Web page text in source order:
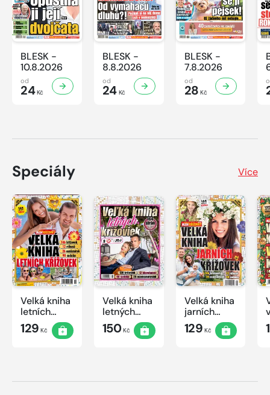
BLESK -
10.8.2026
od
24Kč
BLESK -
8.8.2026
od
24Kč
BLESK -
7.8.2026
od
28 Kč
Speciály Více
Velká kniha
letních
křížovek
2026
129 Kč
Velká kniha
letných
krížoviek s
TV JOJ
150Kč
Velká kniha
jarních
křížovek
2026
129 Kč